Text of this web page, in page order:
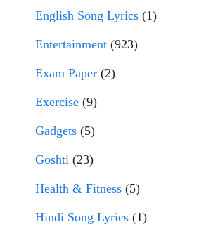
English Song Lyrics (1)
Entertainment (923)
Exam Paper (2)
Exercise (9)
Gadgets (5)
Goshti (23)
Health & Fitness (5)
Hindi Song Lyrics (1)